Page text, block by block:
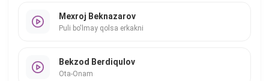
Mexroj Beknazarov
Puli bo'lmay qolsa erkakni
Bekzod Berdiqulov
Ota-Onam